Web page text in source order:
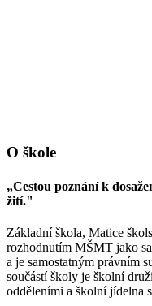
O škole
„Cestou poznání k
žití."
Základní škola, Matice
rozhodnutím MŠMT jako
a je samostatným právním
součástí školy je školní
odděleními a školní jídelna